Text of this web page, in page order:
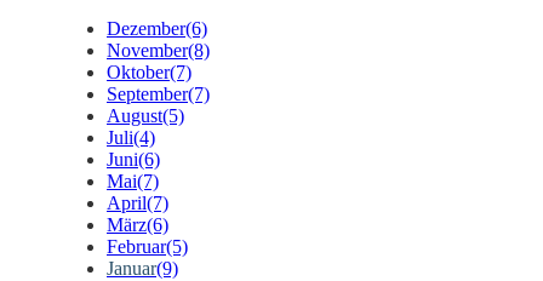
Dezember(6)
November(8)
Oktober(7)
September(7)
August(5)
Juli(4)
Juni(6)
Mai(7)
April(7)
März(6)
Februar(5)
Januar(9)